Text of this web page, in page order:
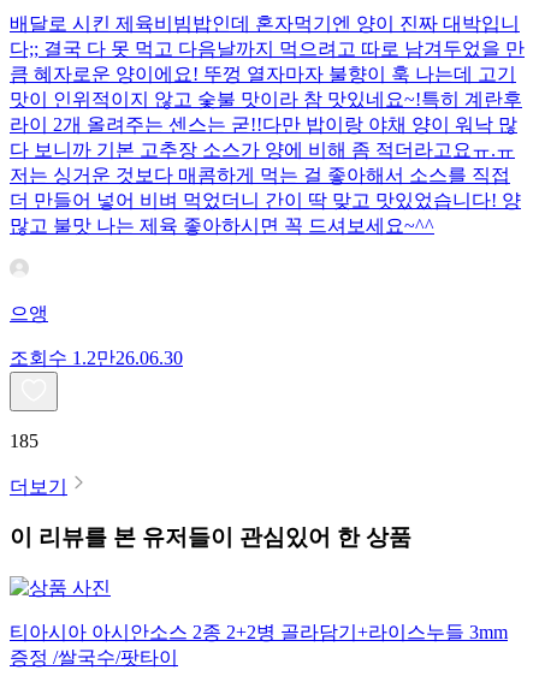
배달로 시킨 제육비빔밥인데 혼자먹기엔 양이 진짜 대박입니
다;; 결국 다 못 먹고 다음날까지 먹으려고 따로 남겨두었을 만
큼 혜자로운 양이에요! 뚜껑 열자마자 불향이 훅 나는데 고기
맛이 인위적이지 않고 숯불 맛이라 참 맛있네요~!특히 계란후
라이 2개 올려주는 센스는 굳!! ​다만 밥이랑 야채 양이 워낙 많
다 보니까 기본 고추장 소스가 양에 비해 좀 적더라고요ㅠ.ㅠ
저는 싱거운 것보다 매콤하게 먹는 걸 좋아해서 소스를 직접
더 만들어 넣어 비벼 먹었더니 간이 딱 맞고 맛있었습니다! 양
많고 불맛 나는 제육 좋아하시면 꼭 드셔보세요~^^
으앵
조회수 1.2만26.06.30
185
더보기
이 리뷰를 본 유저들이 관심있어 한 상품
티아시아 아시안소스 2종 2+2병 골라담기+라이스누들 3mm
증정 /쌀국수/팟타이